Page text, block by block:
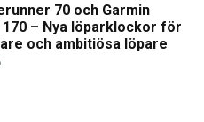
70 och Garmin
– Nya löparklockor för
och ambitiösa löpare